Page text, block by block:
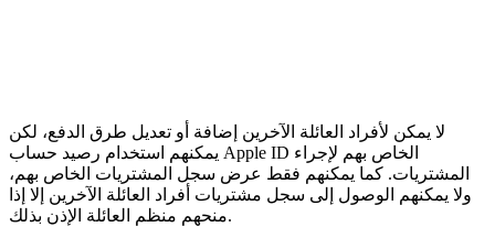
لا يمكن لأفراد العائلة الآخرين إضافة أو تعديل طرق الدفع، لكن
يمكنهم استخدام رصيد حساب Apple ID الخاص بهم لإجراء
المشتريات. كما يمكنهم فقط عرض سجل المشتريات الخاص بهم،
ولا يمكنهم الوصول إلى سجل مشتريات أفراد العائلة الآخرين إلا إذا
منحهم منظم العائلة الإذن بذلك.